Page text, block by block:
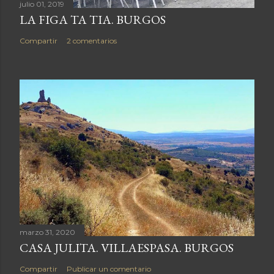
t
a
r
julio 01, 2019
LA FIGA TA TIA. BURGOS
Compartir 2 comentarios
marzo 31, 2020
CASA JULITA. VILLAESPASA. BURGOS
Compartir Publicar un comentario